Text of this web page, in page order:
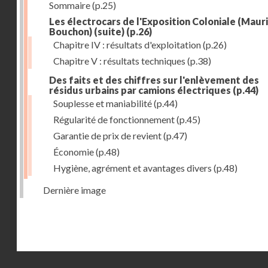
Sommaire(p.25)
Les électrocars de l'Exposition Coloniale
Bouchon) (suite) (p.26)
Chapitre IV : résultats d'exploitation(p.26)
Chapitre V : résultats techniques (p.38)
Des faits et des chiffres sur l'enlèvement des
résidus urbains par camions électriques (p.44)
Souplesse et maniabilité(p.44)
Régularité de fonctionnement(p.45)
Garantie de prix de revient(p.47)
Économie(p.48)
Hygiène, agrément et avantages divers (p.48)
Dernière image